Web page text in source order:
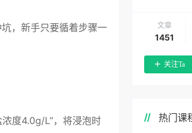
，新手只要循着步骤一
浓度4.0g/L”，将浸泡时
文章
1451
关注Ta
热门课